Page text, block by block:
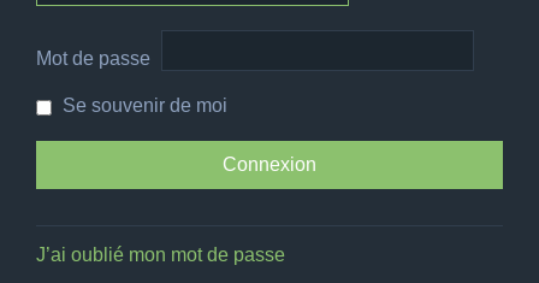
Mot de passe
Se souvenir de moi
J’ai oublié mon mot de passe